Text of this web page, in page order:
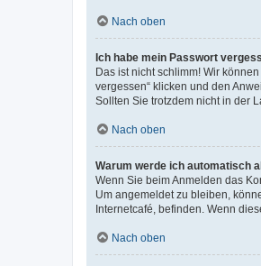
Nach oben
Ich habe mein Passwort
Das ist nicht schlimm! Wir
vergessen“ klicken und den
Sollten Sie trotzdem nicht in der
Nach oben
Warum werde ich automatisch
Wenn Sie beim Anmelden das
Um angemeldet zu bleiben,
Internetcafé, befinden. Wenn
Nach oben